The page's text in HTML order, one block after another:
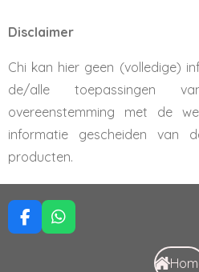
Disclaimer
Chi kan hier geen (volledige)
de/alle toepassingen
overeenstemming met de
informatie gescheiden van
producten.
F
a
W
h